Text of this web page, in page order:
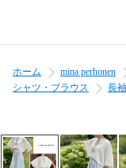
ホーム mina perhonen
シャツ・ブラウス
長袖